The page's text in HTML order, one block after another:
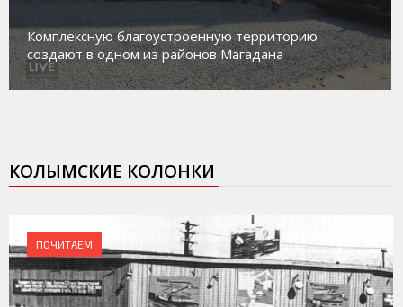
Комплексную благоустроенную территорию
создают в одном из районов Магадана
КОЛЫМСКИЕ КОЛОНКИ
ПОЧИТАЕМ